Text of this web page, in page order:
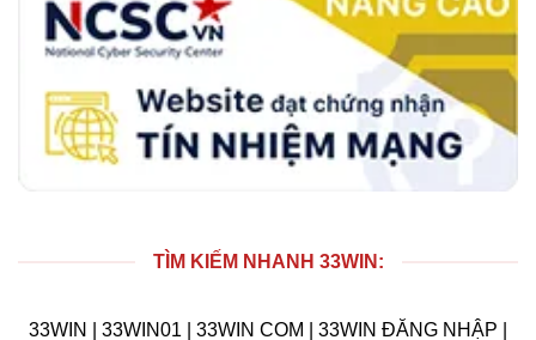
TÌM KIẾM NHANH 33WIN:
33WIN | 33WIN01 | 33WIN COM | 33WIN ĐĂNG NHẬP |